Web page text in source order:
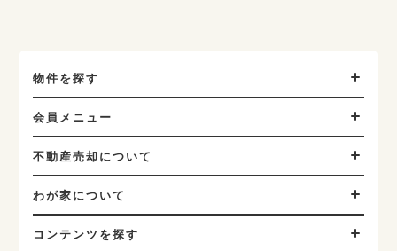
物件を探す
会員メニュー
不動産売却について
わが家について
コンテンツを探す